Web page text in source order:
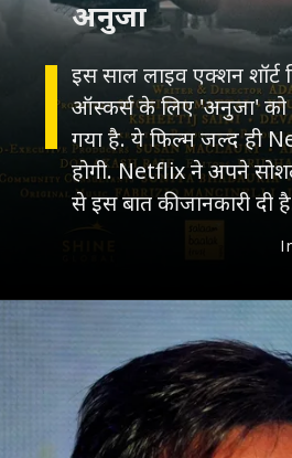
इस साल लाइव एक्शन शॉर्ट
ऑस्कर्स के लिए 'अनुजा' को
गया है. ये फिल्म जल्द ही
होगी. Netflix ने अपने
से इस बात की जानकारी दी
अनुजा